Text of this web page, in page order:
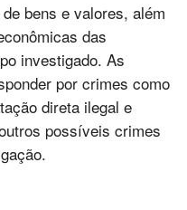
bens e valores, além
das
investigado. As
por crimes como
direta ilegal e
possíveis crimes